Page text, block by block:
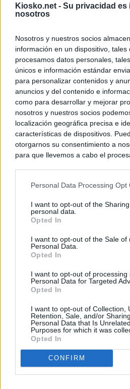
Kiosko.net - Su privacidad es
nosotros
Nosotros y nuestros socios
información en un dispositivo, tales
procesamos datos personales,
únicos e información estándar
para personalizar contenidos y
anuncios y del contenido e
como para desarrollar y mejorar
nosotros y nuestros socios
localización geográfica precisa e
características de dispositivos.
otorgarnos su consentimiento a
para que llevemos a cabo el
negar su consentimiento. Tenga en
de su consentimiento, pero usted
rechazar tal procesamiento. Sus
cualquier momento entrando de
visitando nuestra política de
Personal Data Processing Opt
I want to opt-out of the
personal data.
Opted In
I want to opt-out of the Sale of
Personal Data.
Opted In
I want to opt-out of processing
Personal Data for Targeted
Opted In
I want to opt-out of Collection,
Retention, Sale, and/or
Personal Data that Is
Purposes for which it was
Opted In
CONFIRM